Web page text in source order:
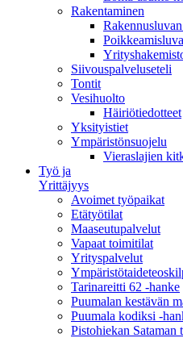
Rakentaminen
Siivouspalveluseteli
Tontit
Vesihuolto
Häiriötiedotteet
Yksityistiet
Ympäristönsuojelu
Vieraslajien
Työ ja
Yrittäjyys
Avoimet työpaikat
Etätyötilat
Maaseutupalvelut
Vapaat toimitilat
Yrityspalvelut
Tarinareitti 62 -hanke
Puumalan kestävän
Puumala kodiksi -
Pistohiekan Sataman